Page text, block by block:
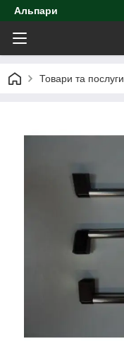
Альпари
Товари та послуги